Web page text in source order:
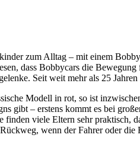
zum Alltag – mit einem
dass Bobbycars die
Seit weit mehr als 25
Modell in rot, so ist
gibt – erstens kommt es bei
finden viele Eltern sehr praktisch,
wenn der Fahrer oder